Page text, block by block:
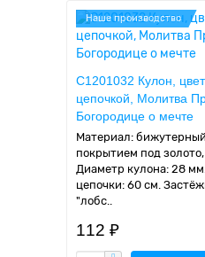
Наше производство
C1201032 Кулон,
цепочкой, Молитва
Богородице о мечте
Материал:
покрытием под
Диаметр кулона: 28
цепочки: 60 см.
"лобс..
112 ₽